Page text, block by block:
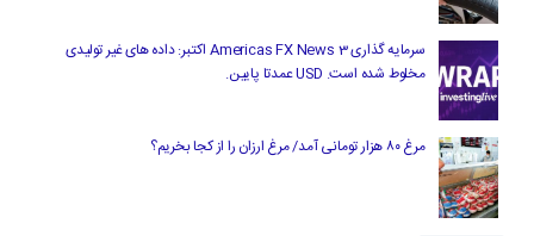
سرمایه گذاری Americas FX News 3 اکتبر: داده های غیر تولیدی
مخلوط شده است. USD عمدتا پایین.
مرغ ۸۰ هزار تومانی آمد/ مرغ ارزان را از کجا بخریم؟